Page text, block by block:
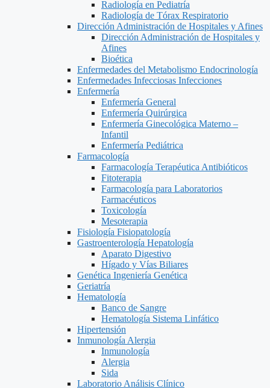
Radiología en Pediatría
Radiología de Tórax Respiratorio
Dirección Administración de Hospitales y Afines
Dirección Administración de Hospitales y
Afines
Bioética
Enfermedades del Metabolismo Endocrinología
Enfermedades Infecciosas Infecciones
Enfermería
Enfermería General
Enfermería Quirúrgica
Enfermería Ginecológica Materno –
Infantil
Enfermería Pediátrica
Farmacología
Farmacología Terapéutica Antibióticos
Fitoterapia
Farmacología para Laboratorios
Farmacéuticos
Toxicología
Mesoterapia
Fisiología Fisiopatología
Gastroenterología Hepatología
Aparato Digestivo
Hígado y Vías Biliares
Genética Ingeniería Genética
Geriatría
Hematología
Banco de Sangre
Hematología Sistema Linfático
Hipertensión
Inmunología Alergia
Inmunología
Alergia
Sida
Laboratorio Análisis Clínico